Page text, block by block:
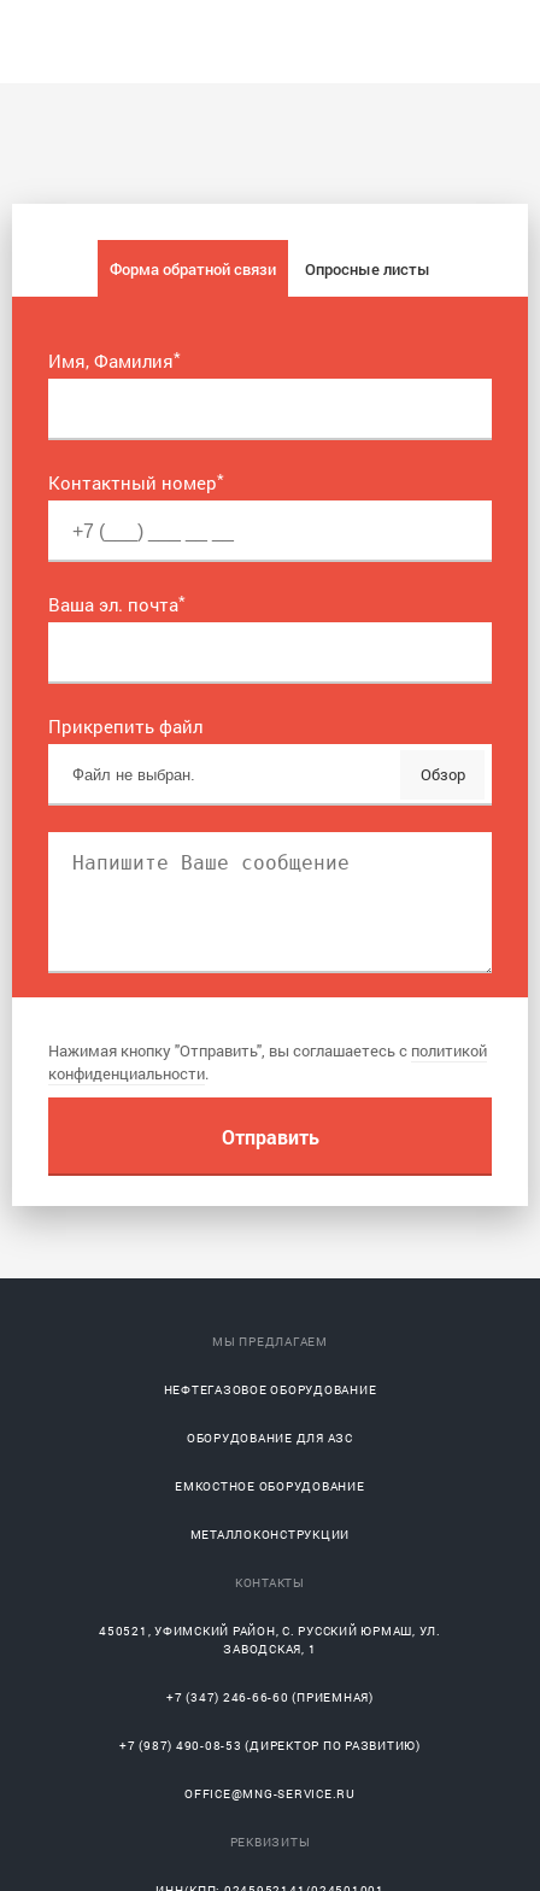
Форма обратной связи Опросные листы
Имя, Фамилия*
Контактный номер*
Ваша эл. почта*
Прикрепить файл
Обзор
Нажимая кнопку "Отправить", вы соглашаетесь с политикой
конфиденциальности.
МЫ ПРЕДЛАГАЕМ
НЕФТЕГАЗОВОЕ ОБОРУДОВАНИЕ
ОБОРУДОВАНИЕ ДЛЯ АЗС
ЕМКОСТНОЕ ОБОРУДОВАНИЕ
МЕТАЛЛОКОНСТРУКЦИИ
КОНТАКТЫ
450521 ,УФИМСКИЙ РАЙОН, С.РУССКИЙ ЮРМАШ, УЛ.
ЗАВОДСКАЯ, 1
+7 (347) 246-66-60 (ПРИЕМНАЯ)
+7 (987) 490-08-53 (ДИРЕКТОР ПО РАЗВИТИЮ)
OFFICE@MNG-SERVICE.RU
РЕКВИЗИТЫ